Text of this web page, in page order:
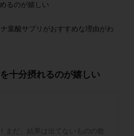
るのが嬉しい
葉酸サプリがおすすめな理由がわ
十分摂れるのが嬉しい
まだ、結果は出てないものの飲